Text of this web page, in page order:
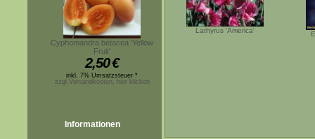
Cyphomandra betacea 'Yellow
Fruit'
2,50€
inkl. 7% Umsatzsteuer *
zzgl.Versandkosten, hier klicken
Informationen
Lathyrus 'America'